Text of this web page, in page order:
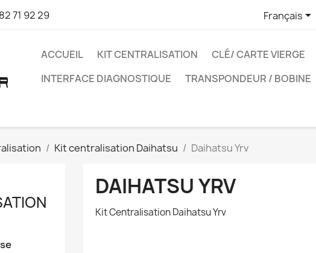
71 92 29 Français
ACCUEIL KIT CENTRALISATION CLÉ/ CARTE VIERGE
INTERFACE DIAGNOSTIQUE
TRANSPONDEUR / BOBINE
Kit centralisation Daihatsu Daihatsu Yrv
DAIHATSU YRV
Kit Centralisation Daihatsu Yrv